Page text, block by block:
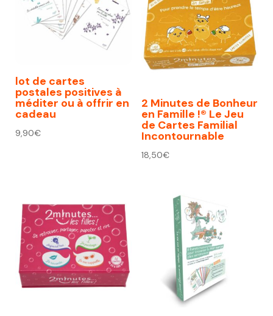
lot de cartes
postales positives à
méditer ou à offrir en
cadeau
9,90€
2 Minutes de Bonheur
en Famille !® Le Jeu
de Cartes Familial
Incontournable
18,50€